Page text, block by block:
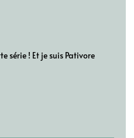
série ! Et je suis Pativore